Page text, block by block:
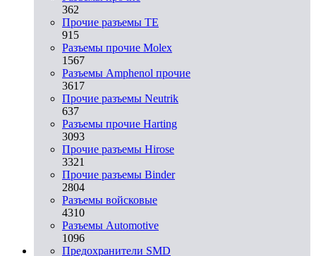
362
Прочие разъемы TE
915
Разъемы прочие Molex
1567
Разъемы Amphenol прочие
3617
Прочие разъемы Neutrik
637
Разъемы прочие Harting
3093
Прочие разъемы Hirose
3321
Прочие разъемы Binder
2804
Разъемы войсковые
4310
Разъeмы Automotive
1096
Предохранители SMD